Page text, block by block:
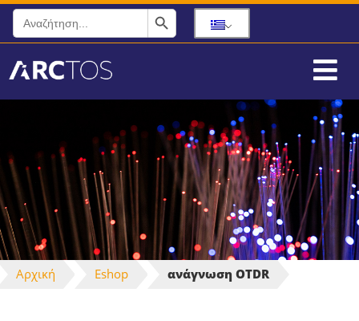
Search
for:
Search Button
Αρχική Eshop ανάγνωση OTDR